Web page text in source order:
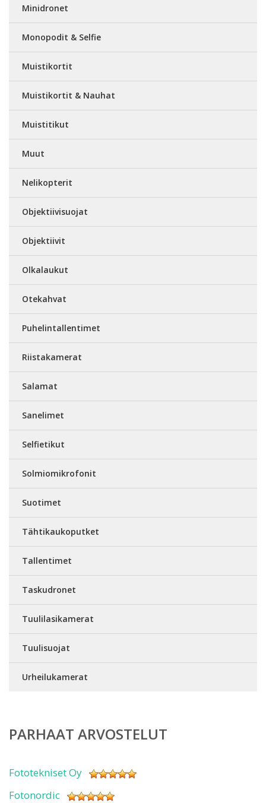
Minidronet
Monopodit & Selfie
Muistikortit
Muistikortit & Nauhat
Muistitikut
Muut
Nelikopterit
Objektiivisuojat
Objektiivit
Olkalaukut
Otekahvat
Puhelintallentimet
Riistakamerat
Salamat
Sanelimet
Selfietikut
Solmiomikrofonit
Suotimet
Tähtikaukoputket
Tallentimet
Taskudronet
Tuulilasikamerat
Tuulisuojat
Urheilukamerat
PARHAAT ARVOSTELUT
Fototekniset Oy
Fotonordic